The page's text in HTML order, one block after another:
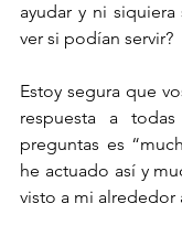
ayudar y ni
ver si podían servir?
Estoy segura que
respuesta a
preguntas es
he actuado así y
visto a mi alrededor